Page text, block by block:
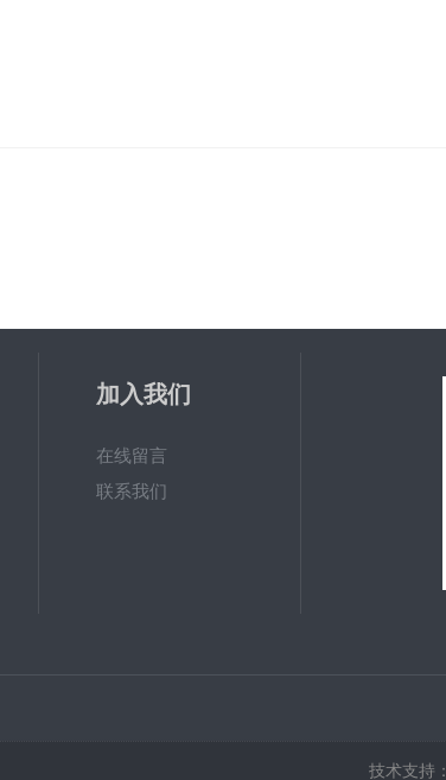
加入我们
在线留言
联系我们
技术支持：